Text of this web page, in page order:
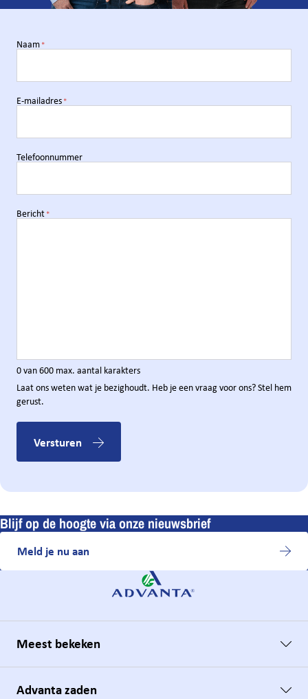
Willems Balgoy
WPA-Robertus Apeldoorn
WPA-Robertus Dedemsvaart
Dedemsvaart
Schagerbrug
Winschoten
Zaadhandel Bulter
Naam *
E-mailadres *
Telefoonnummer
Bericht *
0 van 600 max. aantal karakters
Laat ons weten wat je bezighoudt. Heb je een vraag voor ons? Stel hem
gerust.
Versturen
Blijf op de hoogte via onze nieuwsbrief
Meld je nu aan
Meest bekeken
Advanta zaden